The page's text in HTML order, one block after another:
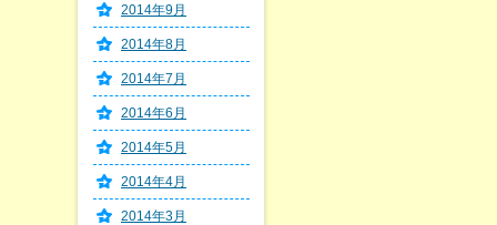
2014年9月
2014年8月
2014年7月
2014年6月
2014年5月
2014年4月
2014年3月